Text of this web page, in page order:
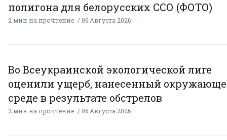
полигона для белорусских ССО (ФОТО)
2 мин на прочтение 06 Августа 2026
Во Всеукраинской экологической лиге
оценили ущерб, нанесенный
среде в результате обстрелов
2 мин на прочтение 06 Августа 2026